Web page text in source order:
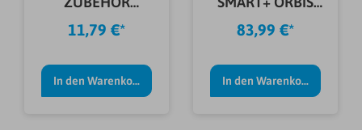
FLEXVERBINDER
SCHWARZ
11,79 €*
In den Warenkorb
WEIß 35CM
83,99 €*
In den Warenkorb